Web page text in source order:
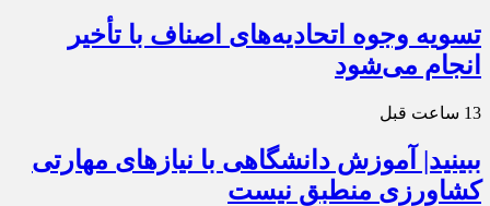
تسویه وجوه اتحادیه‌های اصناف با تأخیر
انجام می‌شود
13 ساعت قبل
ببینید| آموزش دانشگاهی با نیازهای مهارتی
کشاورزی منطبق نیست